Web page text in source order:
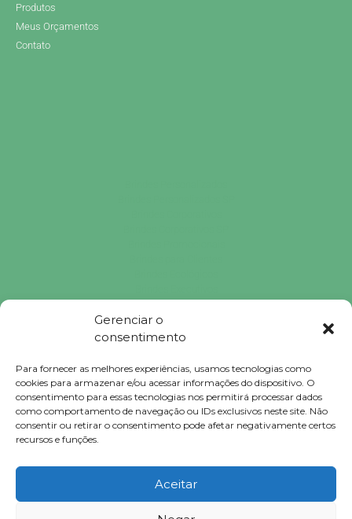
Gerenciar o
consentimento
Para fornecer as melhores experiências, usamos tecnologias como
cookies para armazenar e/ou acessar informações do dispositivo. O
consentimento para essas tecnologias nos permitirá processar dados
como comportamento de navegação ou IDs exclusivos neste site. Não
consentir ou retirar o consentimento pode afetar negativamente certos
recursos e funções.
Aceitar
Produtos
Meus Orçamentos
Contato
Brindes Populares
Falconi
Brindes © 2023 Todos Direitos Reservados.
Ir para o WhatsApp